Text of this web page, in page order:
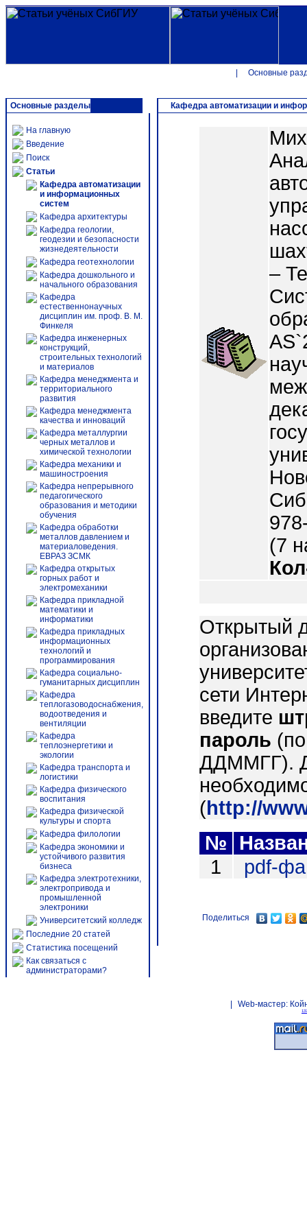
Основные
Основные разделы
На главную
Введение
Поиск
Статьи
Кафедра автоматизации
и информационных
систем
Кафедра архитектуры
Кафедра геологии,
геодезии и безопасности
жизнедеятельности
Кафедра геотехнологии
Кафедра дошкольного и
начального образования
Кафедра
естественнонаучных
дисциплин им. проф. В. М.
Финкеля
Кафедра инженерных
конструкций,
строительных технологий
и материалов
Кафедра менеджмента и
территориального
развития
Кафедра менеджмента
качества и инноваций
Кафедра металлургии
черных металлов и
химической технологии
Кафедра механики и
машиностроения
Кафедра непрерывного
педагогического
образования и методики
обучения
Кафедра обработки
металлов давлением и
материаловедения.
ЕВРАЗ ЗСМК
Кафедра открытых
горных работ и
электромеханики
Кафедра прикладной
математики и
информатики
Кафедра прикладных
информационных
технологий и
программирования
Кафедра социально-
гуманитарных дисциплин
Кафедра
теплогазоводоснабжения,
водоотведения и
вентиляции
Кафедра
теплоэнергетики и
экологии
Кафедра транспорта и
логистики
Кафедра физического
воспитания
Кафедра физической
культуры и спорта
Кафедра филологии
Кафедра экономики и
устойчивого развития
бизнеса
Кафедра электротехники,
электропривода и
промышленной
электроники
Университетский колледж
Последние 20 статей
Статистика посещений
Как связаться с
администраторами?
Кафедра автоматизации и
–
(7
Открытый
сети
введите
пароль
ДДММГГ).
(http://
№
1
pdf-
Поделиться
Web-мастер: